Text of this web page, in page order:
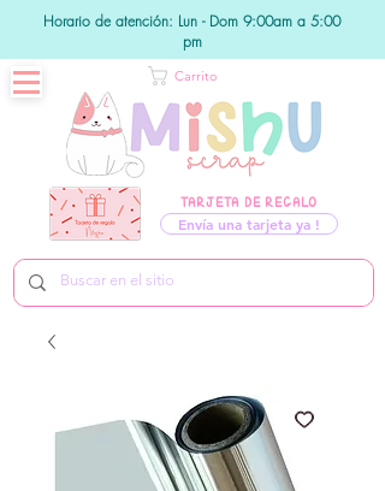
Horario de atención: Lun - Dom 9:00am a 5:00
pm
TARJETA DE REGALO
Envía una tarjeta ya !
Carrito